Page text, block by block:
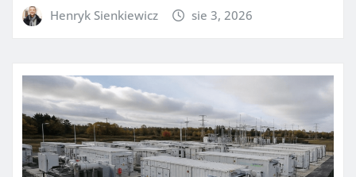
Henryk Sienkiewicz sie 3, 2026